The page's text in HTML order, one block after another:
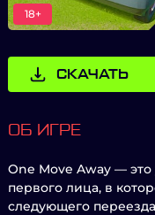
18+
СКАЧАТЬ
ОБ ИГРЕ
One Move Away —
первого лица, в
следующего